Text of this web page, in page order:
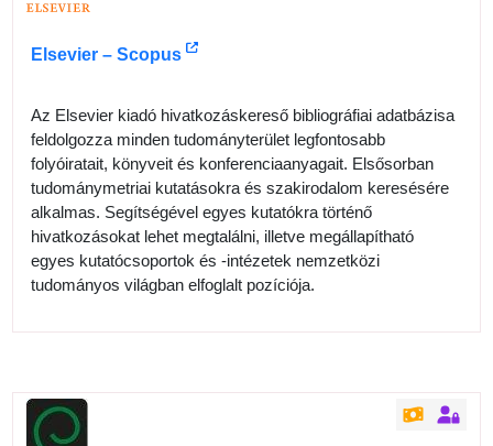
Elsevier – Scopus
Az Elsevier kiadó hivatkozáskereső bibliográfiai adatbázisa
feldolgozza minden tudományterület legfontosabb
folyóiratait, könyveit és konferenciaanyagait. Elsősorban
tudománymetriai kutatásokra és szakirodalom keresésére
alkalmas. Segítségével egyes kutatókra történő
hivatkozásokat lehet megtalálni, illetve megállapítható
egyes kutatócsoportok és -intézetek nemzetközi
tudományos világban elfoglalt pozíciója.